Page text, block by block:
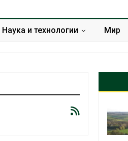
Наука и технологии Мир
потребовало ускорить